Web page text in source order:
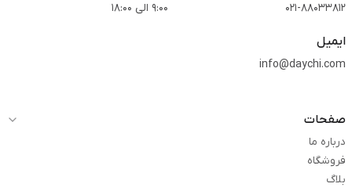
021-88033812 9:00 الی 18:00
ایمیل
info@daychi.com
صفحات
درباره ما
فروشگاه
بلاگ